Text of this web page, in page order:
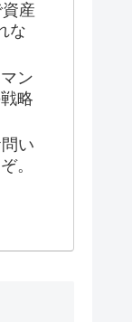
産
な
ン
略
い
。